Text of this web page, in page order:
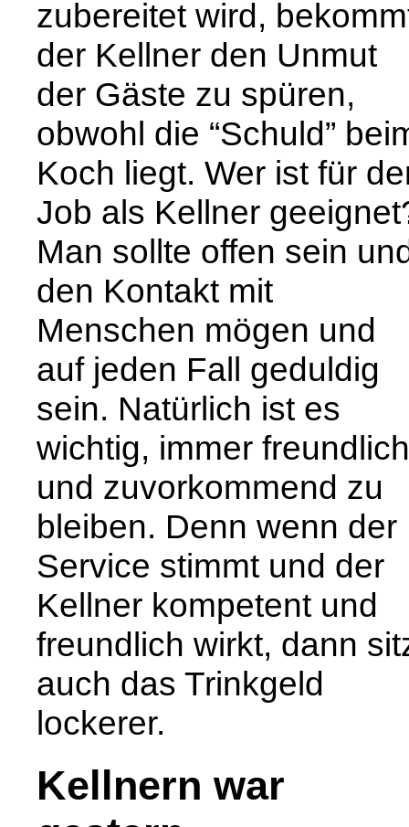
zubereitet wird,
der Kellner den Unmut
der Gäste zu spüren,
obwohl die “Schuld”
Koch liegt. Wer ist für
Job als Kellner
Man sollte offen sein
den Kontakt mit
Menschen mögen und
auf jeden Fall geduldig
sein. Natürlich ist es
wichtig, immer freundlich
und zuvorkommend zu
bleiben. Denn wenn der
Service stimmt und der
Kellner kompetent und
freundlich wirkt, dann
auch das Trinkgeld
lockerer.
Kellnern war